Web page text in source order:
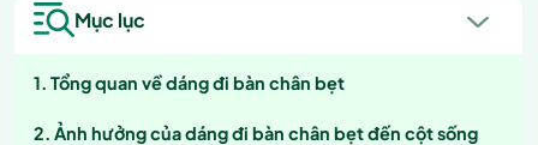
Mục lục
Tổng quan về dáng đi bàn chân bẹt
Ảnh hưởng của dáng đi bàn chân bẹt đến cột sống